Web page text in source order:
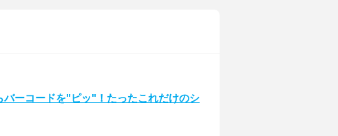
バーコードを"ピッ"！たったこれだけのシ